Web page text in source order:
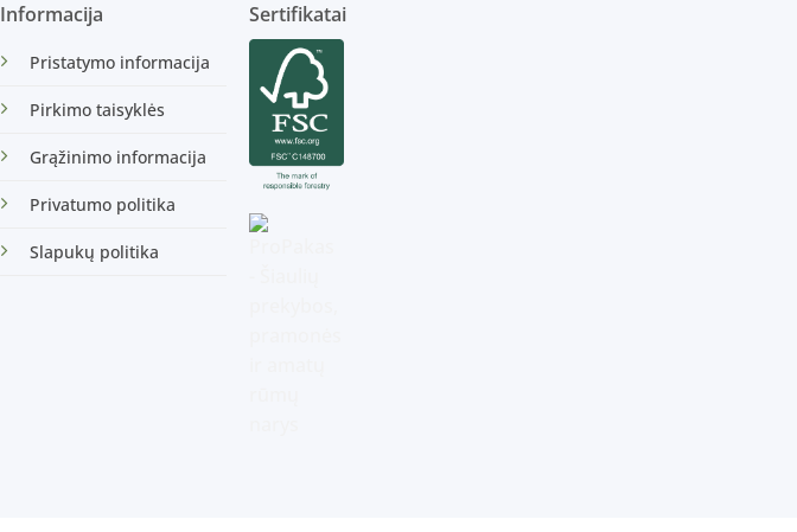
Informacija
Pristatymo informacija
Pirkimo taisyklės
Grąžinimo informacija
Privatumo politika
Slapukų politika
Sertifikatai